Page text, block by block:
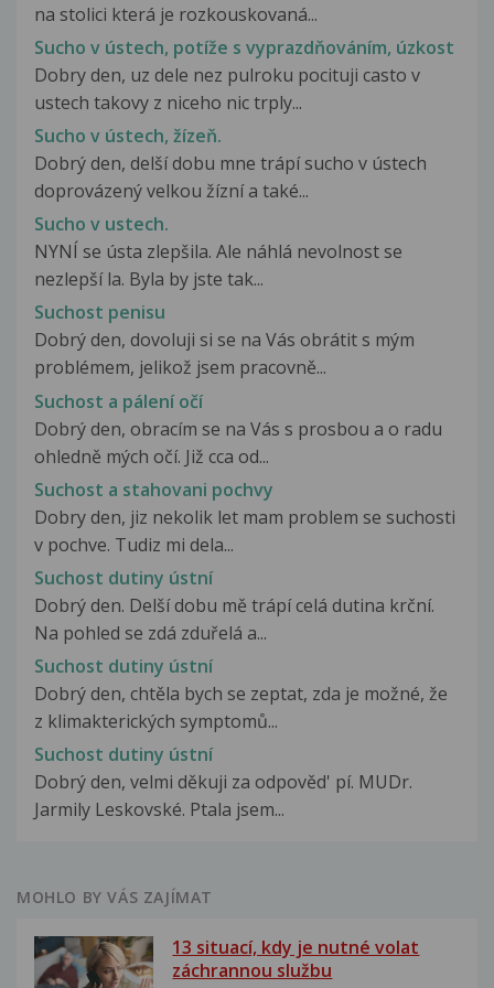
na stolici která je rozkouskovaná...
Sucho v ústech, potíže s vyprazdňováním, úzkost
Dobry den, uz dele nez pulroku pocituji casto v
ustech takovy z niceho nic trply...
Sucho v ústech, žízeň.
Dobrý den, delší dobu mne trápí sucho v ústech
doprovázený velkou žízní a také...
Sucho v ustech.
NYNÍ se ústa zlepšila. Ale náhlá nevolnost se
nezlepší la. Byla by jste tak...
Suchost penisu
Dobrý den, dovoluji si se na Vás obrátit s mým
problémem, jelikož jsem pracovně...
Suchost a pálení očí
Dobrý den, obracím se na Vás s prosbou a o radu
ohledně mých očí. Již cca od...
Suchost a stahovani pochvy
Dobry den, jiz nekolik let mam problem se suchosti
v pochve. Tudiz mi dela...
Suchost dutiny ústní
Dobrý den. Delší dobu mě trápí celá dutina krční.
Na pohled se zdá zduřelá a...
Suchost dutiny ústní
Dobrý den, chtěla bych se zeptat, zda je možné, že
z klimakterických symptomů...
Suchost dutiny ústní
Dobrý den, velmi děkuji za odpověd' pí. MUDr.
Jarmily Leskovské. Ptala jsem...
MOHLO BY VÁS ZAJÍMAT
13 situací, kdy je nutné volat
záchrannou službu